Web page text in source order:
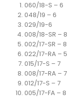
060/18-S – 6
048/19 – 6
029/19-6
008/18-SR – 8
002/17-SR – 8
022/17-RA – 5
015/17-S – 7
008/17-RA – 7
012/17-S – 7
005/17-FA – 8